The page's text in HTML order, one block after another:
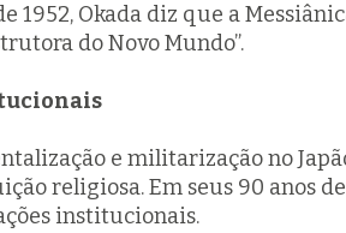
1952, Okada diz que a
do Novo Mundo”.
e militarização no
religiosa. Em seus 90 anos de
institucionais.